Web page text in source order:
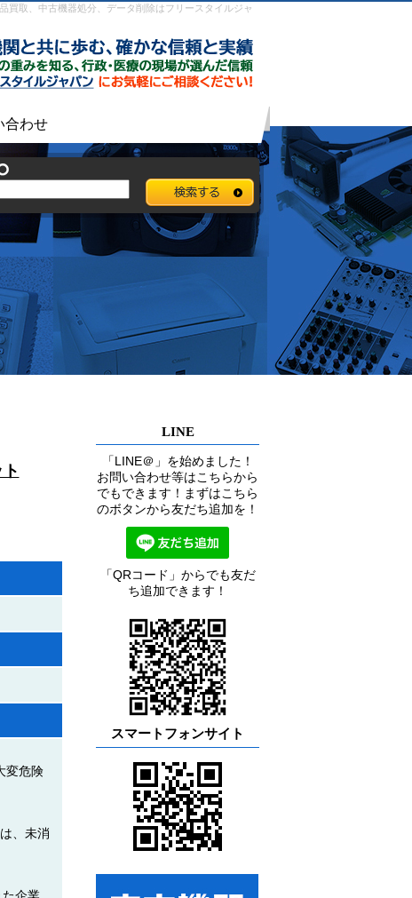
買取、中古機器処分、データ削除はフリースタイルジャ
合わせ
変危険
、未消
LINE
「LINE＠」を始めました！
お問い合わせ等はこちらから
でもできます！まずはこちら
のボタンから友だち追加を！
「QRコード」からでも友だ
ち追加できます！
スマートフォンサイト